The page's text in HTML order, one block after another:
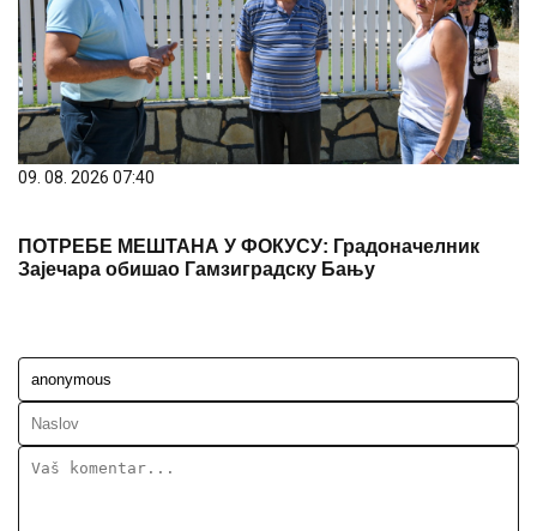
09. 08. 2026 07:40
ПОТРЕБЕ МЕШТАНА У ФОКУСУ: Градоначелник
Зајечара обишао Гамзиградску Бању